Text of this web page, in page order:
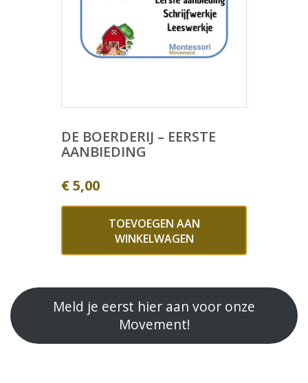
DE BOERDERIJ – EERSTE
AANBIEDING
€5,00
TOEVOEGEN AAN
WINKELWAGEN
Meld je eerst hier aan voor onze
Movement!